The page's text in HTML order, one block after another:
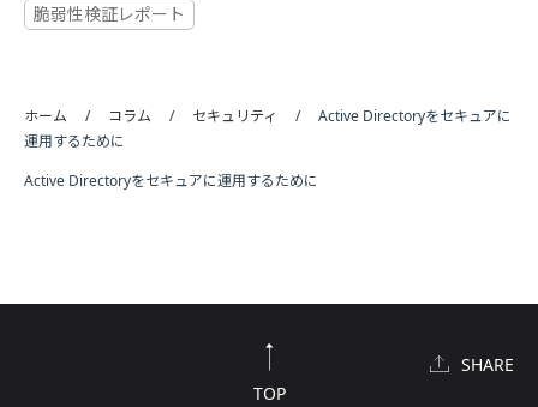
脆弱性検証レポート
ホーム コラム セキュリティ
Active Directoryをセキュアに
運用するために
Active Directoryをセキュアに運用するために
TOP
SHARE